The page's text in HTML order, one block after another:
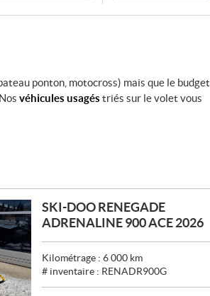
ponton, motocross) mais que le budget
véhicules usagés triés sur le volet vous
SKI-DOO RENEGADE
ADRENALINE 900 ACE 2026
Kilométrage : 6 000 km
# inventaire : RENADR900G